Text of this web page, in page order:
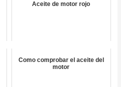
Aceite de motor rojo
Como comprobar el aceite del
motor